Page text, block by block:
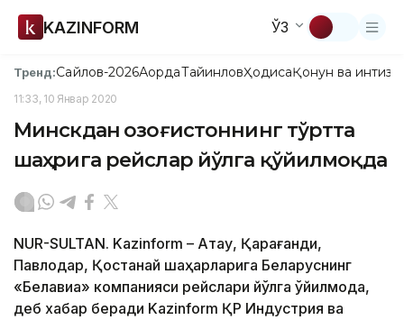
KAZINFORM ЎЗ
Тренд:Сайлов-2026АқордаТайинловҲодисаҚонун ва
11:33, 10 Январ 2020
Минскдан Қозоғистоннинг тўртта
шаҳрига рейслар йўлга қўйилмоқда
NUR-SULTAN. Kazinform – Ақтау, Қарағанди,
Павлодар, Қостанай шаҳарларига Беларуснинг
«Белавиа» компанияси рейслари йўлга қўйилмоқда,
деб хабар беради Kazinform ҚР Индустрия ва